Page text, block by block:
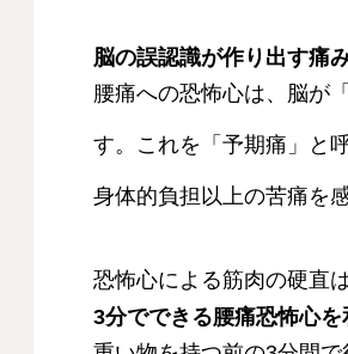
脳の誤認識が作り出す痛
腰痛への恐怖心は、脳が
す。これを「予期痛」と
身体的負担以上の苦痛を
恐怖心による筋肉の硬直
3分でできる腰痛恐怖心